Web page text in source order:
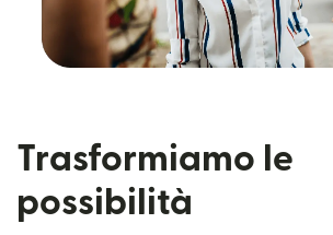
Trasformiamo le
possibilità